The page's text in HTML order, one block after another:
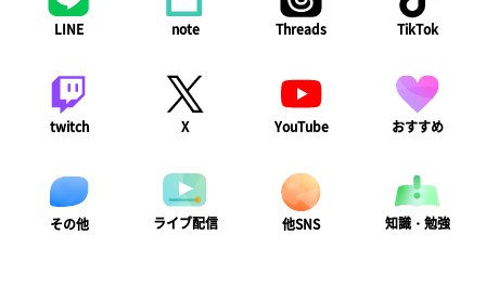
LINE note Threads TikTok
twitch X YouTube おすすめ
その他 ライブ配信 他SNS 知識・勉強